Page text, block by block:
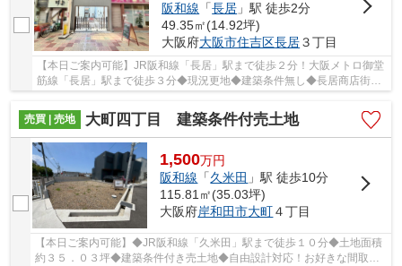
阪和線 「長居 」駅 徒歩2分
49.35㎡(14.92坪)
大阪府大阪市住吉区長居３丁目
【本日ご案内可能】JR阪和線「長居」駅まで徒歩２分！大阪メトロ御堂
筋線「長居」駅まで徒歩３分◆現況更地◆建築条件無し◆長居商店街ア
売買 | 売地
大町四丁目 建築条件付売土地
1,500万円
阪和線 「久米田 」駅 徒歩10分
115.81㎡(35.03坪)
大阪府岸和田市大町４丁目
【本日ご案内可能】◆JR阪和線「久米田」駅まで徒歩１０分◆土地面積
約３５．０３坪◆建築条件付き売土地◆自由設計対応！お好きな間取り